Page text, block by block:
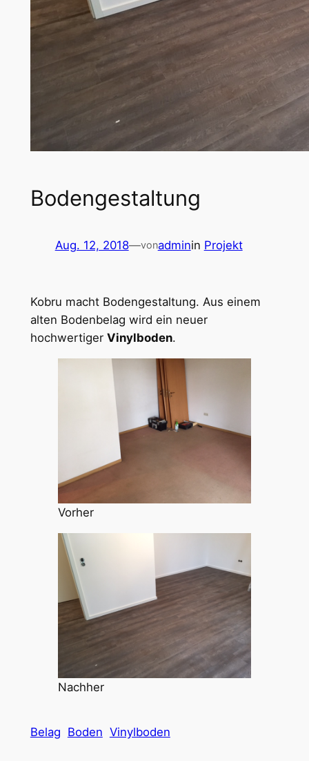
Bodengestaltung
Aug. 12, 2018—vonadminin Projekt
Kobru macht Bodengestaltung. Aus einem
alten Bodenbelag wird ein neuer
hochwertiger Vinylboden.
Vorher
Nachher
Belag Boden Vinylboden